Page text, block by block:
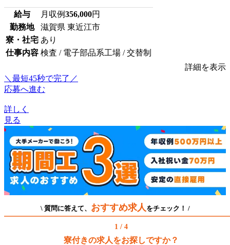
給与 月収例356,000円
勤務地
滋賀県 東近江市
寮・社宅 あり
仕事内容 検査 / 電子部品系工場 / 交替制
詳細を表示
＼最短45秒で完了／
応募へ進む
詳しく
見る
\ 質問に答えて、 おすすめ求人 をチェック！ /
1 / 4
寮付きの求人をお探しですか？